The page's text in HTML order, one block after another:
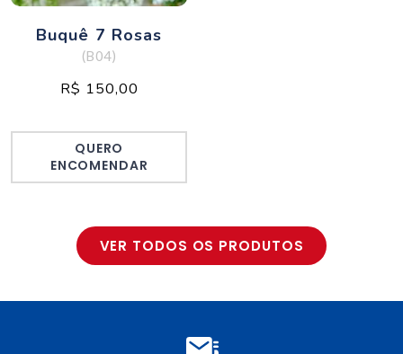
Buquê 7 Rosas
(B04)
R$ 150,00
QUERO
ENCOMENDAR
VER TODOS OS PRODUTOS